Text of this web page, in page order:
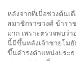
หลังจากที่เมื่อช่วงต้น
สมาชิกราชวงศ์ ข้ารา
มาก เพราะตรวจพบว่
นี้มีขึ้นหลังเจ้าชายโม
ขึ้นดำรงตำแหน่งประ